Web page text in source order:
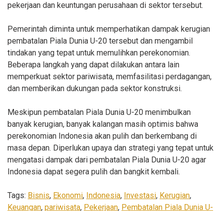
pekerjaan dan keuntungan perusahaan di sektor tersebut.
Pemerintah diminta untuk memperhatikan dampak kerugian
pembatalan Piala Dunia U-20 tersebut dan mengambil
tindakan yang tepat untuk memulihkan perekonomian.
Beberapa langkah yang dapat dilakukan antara lain
memperkuat sektor pariwisata, memfasilitasi perdagangan,
dan memberikan dukungan pada sektor konstruksi.
Meskipun pembatalan Piala Dunia U-20 menimbulkan
banyak kerugian, banyak kalangan masih optimis bahwa
perekonomian Indonesia akan pulih dan berkembang di
masa depan. Diperlukan upaya dan strategi yang tepat untuk
mengatasi dampak dari pembatalan Piala Dunia U-20 agar
Indonesia dapat segera pulih dan bangkit kembali.
Tags: Bisnis, Ekonomi, Indonesia, Investasi, Kerugian,
Keuangan, pariwisata, Pekerjaan, Pembatalan Piala Dunia U-